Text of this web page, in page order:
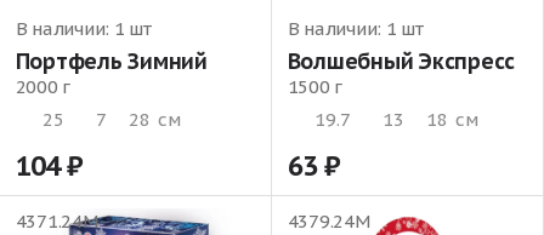
В наличии: 1 шт
Портфель Зимний
2000 г
25
7 28 см
104
В наличии: 1 шт
Волшебный Экспресс
1500 г
19.7
13 18 см
63
4371.24М 4379.24М